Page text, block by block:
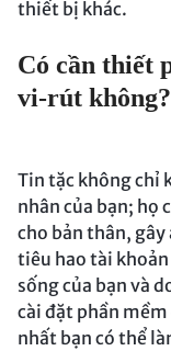
thiết bị khác.
Có cần thiết
vi-rút không?
Tin tặc không chỉ
nhân của bạn; họ
cho bản thân,
tiêu hao tài
sống của bạn và
cài đặt phần
nhất bạn có thể